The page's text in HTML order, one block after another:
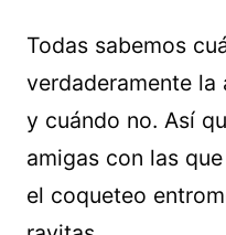
Todas sabemos
verdaderamente la
y cuándo no. Así
amigas con las
el coqueteo